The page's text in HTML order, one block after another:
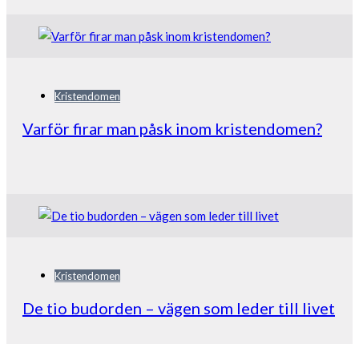
Kristendomen
Varför firar man påsk inom kristendomen?
Kristendomen
De tio budorden – vägen som leder till livet